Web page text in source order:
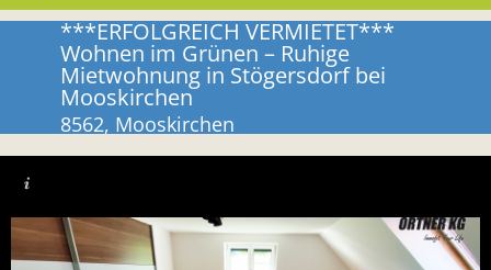
***ERFOLGREICH VERMIETET***
Wohnen im Grünen – Ruhige
Mietwohnung in Stögersdorf bei
Mooskirchen
8562, Mooskirchen